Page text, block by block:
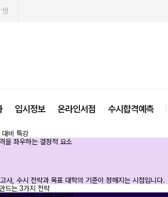
입시정보 온라인서점 수시합격예측